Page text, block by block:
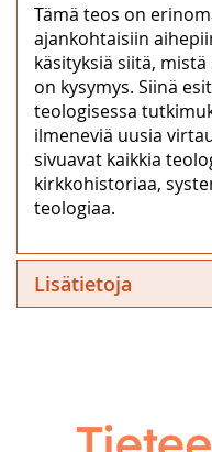
Tämä teos on
ajankohtaisiin
käsityksiä siitä,
on kysymys. Siinä
teologisessa
ilmeneviä uusia
sivuavat kaikkia
kirkkohistoriaa,
teologiaa.
Lisätietoja